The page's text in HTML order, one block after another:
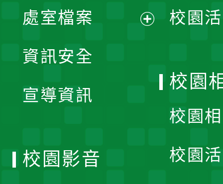
單
處室檔案
資訊安全
宣導資訊
校園
校園
校園
校園
校園影音